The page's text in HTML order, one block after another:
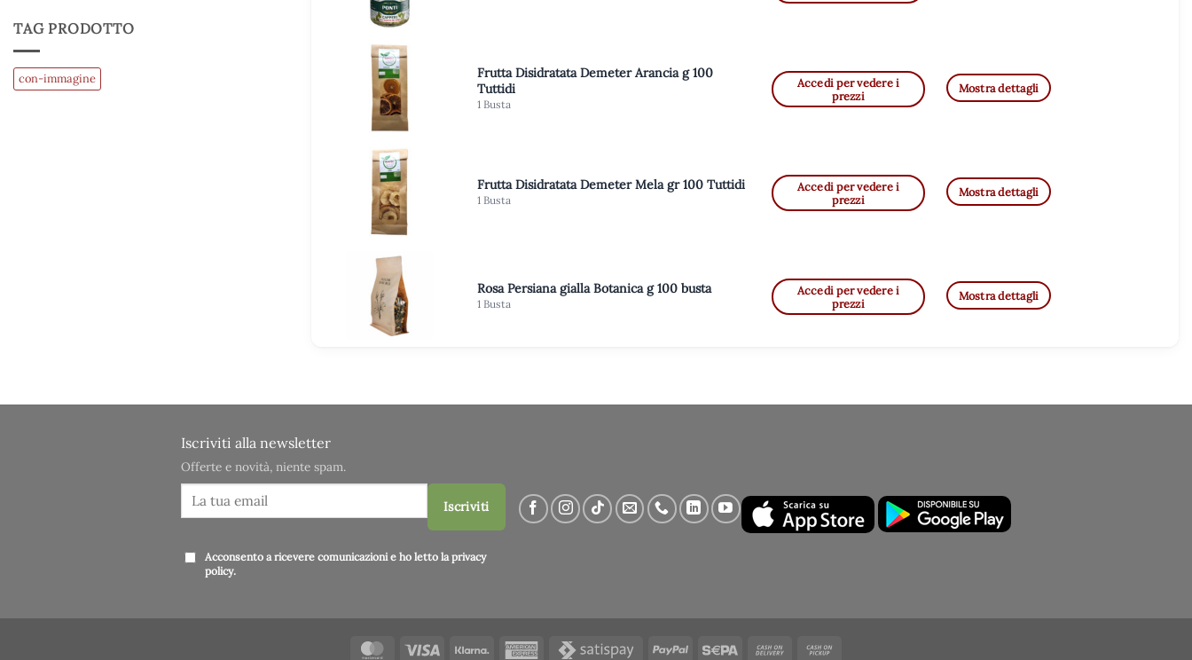
TAG PRODOTTO
con-immagine
Frutta Disidratata Demeter Arancia g 100
Tuttidi
1 Busta
Accedi per vedere i
prezzi
Mostra dettagli
Frutta Disidratata Demeter Mela gr 100 Tuttidi
1 Busta
Accedi per vedere i
prezzi
Mostra dettagli
Rosa Persiana gialla Botanica g 100 busta
1 Busta
Accedi per vedere i
prezzi
Mostra dettagli
Iscriviti alla newsletter
Offerte e novità, niente spam.
Iscriviti
Acconsento a ricevere comunicazioni e ho letto laprivacy
policy.